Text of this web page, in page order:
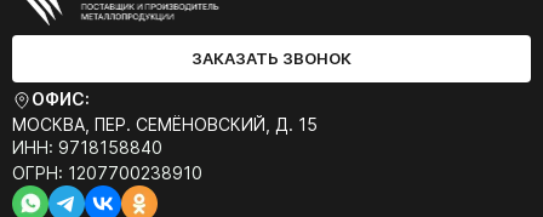
ЗАКАЗАТЬ ЗВОНОК
ОФИС:
МОСКВА, ПЕР. СЕМЁНОВСКИЙ, Д. 15
ИНН: 9718158840
ОГРН: 1207700238910